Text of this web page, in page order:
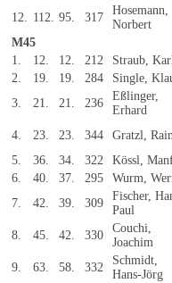
12. 112. 95. 317
Hosemann,
Norbert
M45
1.
12. 12. 212 Straub,
2.
19. 19. 284 Single,
3.
21. 21. 236
Eßlinger,
Erhard
4. 23. 23. 344 Gratzl,
5.
36. 34. 322 Kössl,
6.
40. 37. 295 Wurm,
7.
42. 39. 309
Fischer,
Paul
8. 45. 42. 330
Couchi,
Joachim
9. 63. 58. 332
Schmidt,
Hans-Jörg